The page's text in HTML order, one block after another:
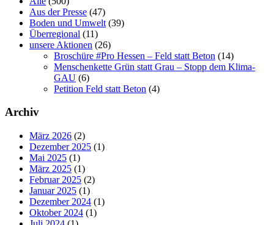
Aus der Presse (47)
Boden und Umwelt (39)
Überregional (11)
unsere Aktionen (26)
Broschüre #Pro Hessen – Feld statt Beton (14)
Menschenkette Grün statt Grau – Stopp dem Klima-
GAU (6)
Petition Feld statt Beton (4)
Archiv
März 2026 (2)
Dezember 2025 (1)
Mai 2025 (1)
März 2025 (1)
Februar 2025 (2)
Januar 2025 (1)
Dezember 2024 (1)
Oktober 2024 (1)